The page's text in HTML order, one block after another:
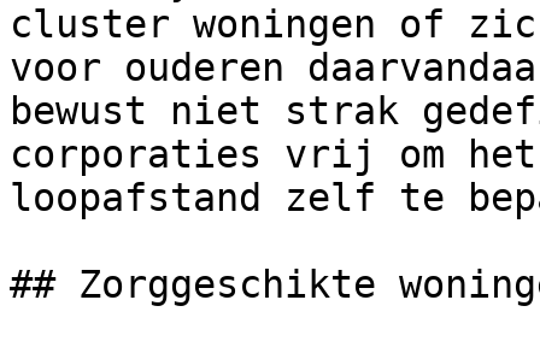
cluster woningen of
voor ouderen
bewust niet strak
corporaties vrij om
loopafstand zelf te
## Zorggeschikte